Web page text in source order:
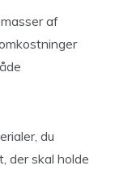
af
du
der skal holde